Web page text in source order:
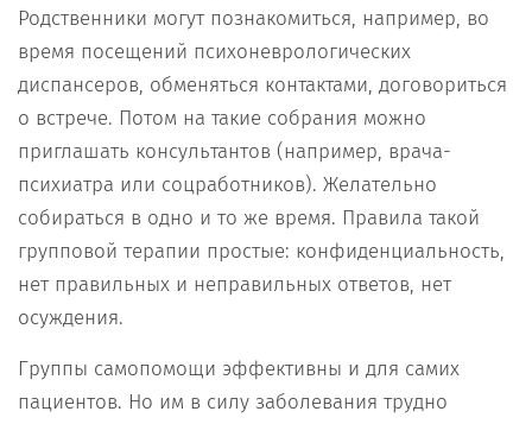
Родственники могут познакомиться, например, во
время посещений психоневрологических
диспансеров, обменяться контактами, договориться
о встрече. Потом на такие собрания можно
приглашать консультантов (например, врача-
психиатра или соцработников). Желательно
собираться в одно и то же время. Правила такой
групповой терапии простые: конфиденциальность,
нет правильных и неправильных ответов, нет
осуждения.
Группы самопомощи эффективны и для самих
пациентов. Но им в силу заболевания трудно